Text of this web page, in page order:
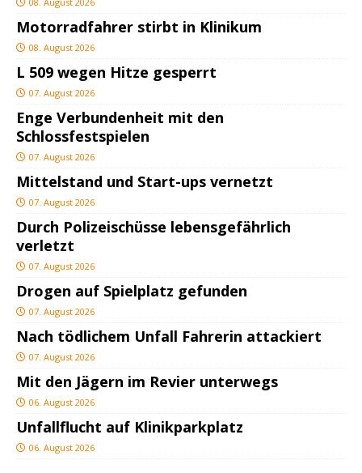
Motorradfahrer stirbt in Klinikum
08. August 2026
L 509 wegen Hitze gesperrt
07. August 2026
Enge Verbundenheit mit den
Schlossfestspielen
07. August 2026
Mittelstand und Start-ups vernetzt
07. August 2026
Durch Polizeischüsse lebensgefährlich
verletzt
07. August 2026
Drogen auf Spielplatz gefunden
07. August 2026
Nach tödlichem Unfall Fahrerin attackiert
07. August 2026
Mit den Jägern im Revier unterwegs
06. August 2026
Unfallflucht auf Klinikparkplatz
06. August 2026